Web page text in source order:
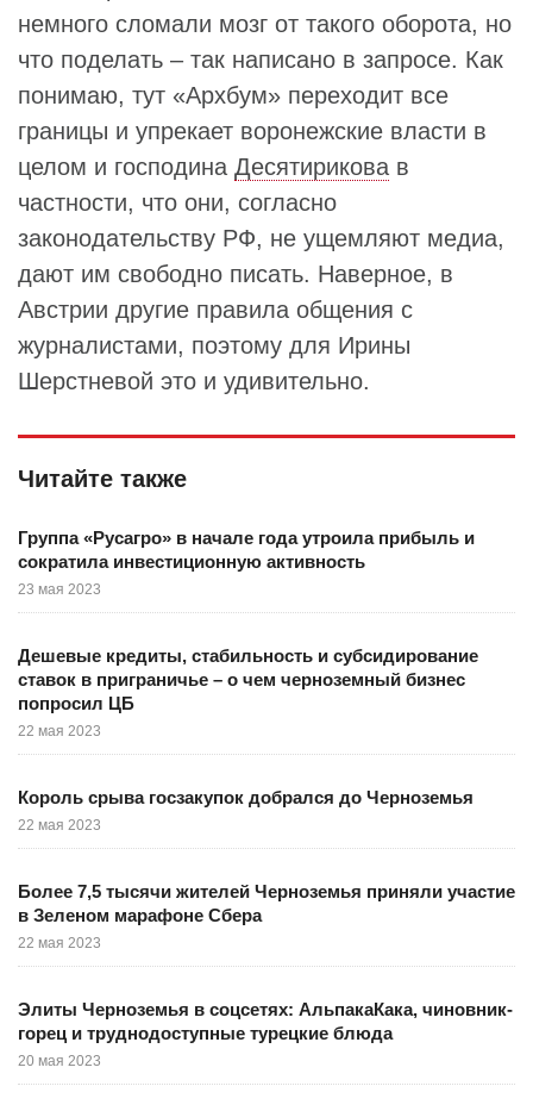
немного сломали мозг от такого оборота, но
что поделать – так написано в запросе. Как
понимаю, тут «Архбум» переходит все
границы и упрекает воронежские власти в
целом и господина Десятирикова в
частности, что они, согласно
законодательству РФ, не ущемляют медиа,
дают им свободно писать. Наверное, в
Австрии другие правила общения с
журналистами, поэтому для Ирины
Шерстневой это и удивительно.
Читайте также
Группа «Русагро» в начале года утроила прибыль и
сократила инвестиционную активность
23 мая 2023
Дешевые кредиты, стабильность и субсидирование
ставок в приграничье – о чем черноземный бизнес
попросил ЦБ
22 мая 2023
Король срыва госзакупок добрался до Черноземья
22 мая 2023
Более 7,5 тысячи жителей Черноземья приняли участие
в Зеленом марафоне Сбера
22 мая 2023
Элиты Черноземья в соцсетях: АльпакаКака, чиновник-
горец и труднодоступные турецкие блюда
20 мая 2023